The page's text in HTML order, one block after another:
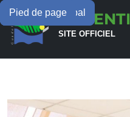
Menu principal
Contenu principal
Pied de page
SITE OFFICIEL